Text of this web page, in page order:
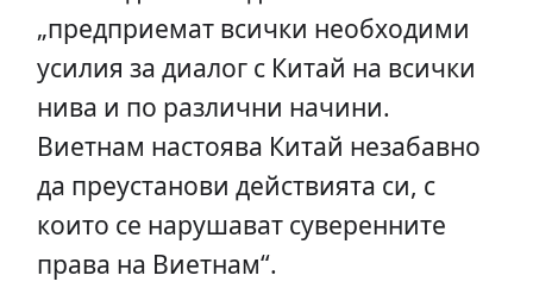
„предприемат всички необходими
усилия за диалог с Китай на всички
нива и по различни начини.
Виетнам настоява Китай незабавно
да преустанови действията си, с
които се нарушават суверенните
права на Виетнам“.